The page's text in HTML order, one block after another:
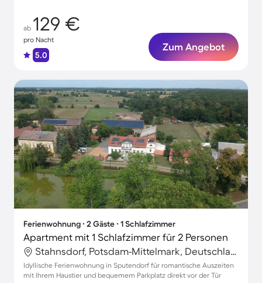
ab 129 €
pro Nacht
5.0
Zum Angebot
Ferienwohnung ∙ 2 Gäste ∙ 1 Schlafzimmer
Apartment mit 1 Schlafzimmer für 2 Personen
Stahnsdorf, Potsdam-Mittelmark, Deutschland
Idyllische Ferienwohnung in Sputendorf für romantische Auszeiten
mit Ihrem Haustier und bequemem Parkplatz direkt vor der Tür